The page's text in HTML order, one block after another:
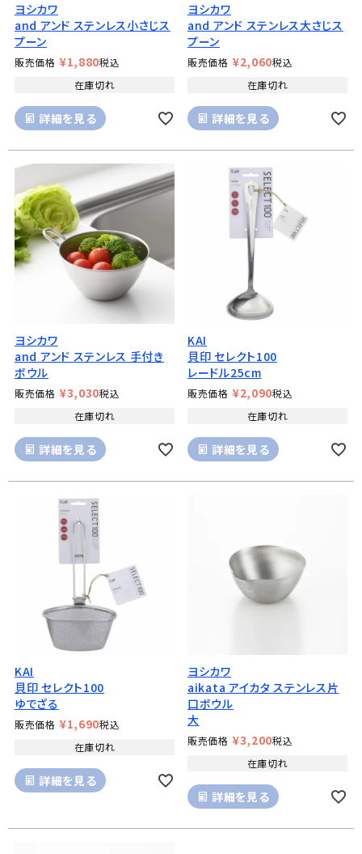
ヨシカワ
and アンド ステンレス小さじス
プーン
販売価格 ¥1,880税込
在庫切れ
詳細を見る
ヨシカワ
and アンド ステンレス大さじス
プーン
販売価格 ¥2,060税込
在庫切れ
詳細を見る
ヨシカワ
and アンド ステンレス 手付き
ボウル
販売価格 ¥3,030税込
在庫切れ
詳細を見る
KAI
貝印 セレクト100
レードル25cm
販売価格 ¥2,090税込
在庫切れ
詳細を見る
KAI
貝印 セレクト100
ゆでざる
販売価格 ¥1,690税込
在庫切れ
詳細を見る
ヨシカワ
aikata アイカタ ステンレス片
口ボウル
大
販売価格 ¥3,200税込
在庫切れ
詳細を見る